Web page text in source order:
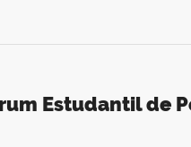
Estudantil de